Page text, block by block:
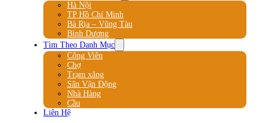
Hà Nội
TP Hồ Chí Minh
Bà Rịa – Vũng Tàu
Bình Dương
Tìm Theo Danh Mục
Công Viên
Chợ
Trạm xăng
Sân Vận Động
Nhà Hàng
Cầu
Liên Hệ